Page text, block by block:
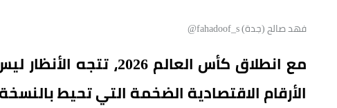
فهد صالح (جدة) fahadoof_s@
مع انطلاق كأس العالم
الأرقام الاقتصادية الضخمة التي تحيط